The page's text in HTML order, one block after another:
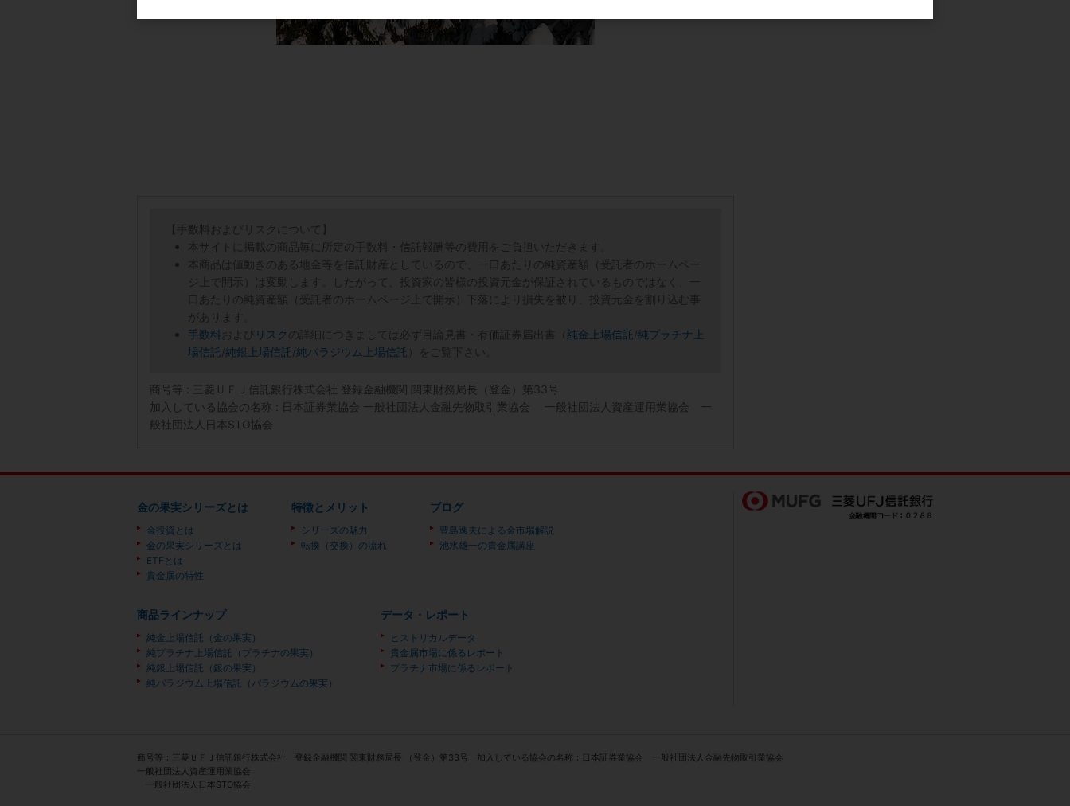
【手数料およびリスクについて】
本サイトに掲載の商品毎に所定の手数料・信託報酬等の費用をご負担いただきます。
本商品は値動きのある地金等を信託財産としているので、一口あたりの純資産額（受託者のホームペー
ジ上で開示）は変動します。したがって、投資家の皆様の投資元金が保証されているものではなく、一
口あたりの純資産額（受託者のホームページ上で開示）下落により損失を被り、投資元金を割り込む事
があります。
手数料 および リスク の詳細につきましては必ず目論見書・有価証券届出書（ 純金上場信託 /純プラチナ上
場信託 /純銀上場信託 /純パラジウム上場信託 ）をご覧下さい。
商号等 : 三菱ＵＦＪ信託銀行株式会社 登録金融機関 関東財務局長（登金）第33号
加入している協会の名称 : 日本証券業協会 一般社団法人金融先物取引業協会 一般社団法人資産運用業協会 一
般社団法人日本STO協会
金の果実シリーズとは
金投資とは
金の果実シリーズとは
ETFとは
貴金属の特性
特徴とメリット
シリーズの魅力
転換（交換）の流れ
ブログ
豊島逸夫による金市場解説
池水雄一の貴金属講座
商品ラインナップ
純金上場信託（金の果実）
純プラチナ上場信託（プラチナの果実）
純銀上場信託（銀の果実）
純パラジウム上場信託（パラジウムの果実）
データ・レポート
ヒストリカルデータ
貴金属市場に係るレポート
プラチナ市場に係るレポート
商号等：三菱ＵＦＪ信託銀行株式会社 登録金融機関 関東財務局長 （登金）第33号 加入している協会の名称：日本証券業協会 一般社団法人金融先物取引業協会
一般社団法人資産運用業協会
一般社団法人日本STO協会